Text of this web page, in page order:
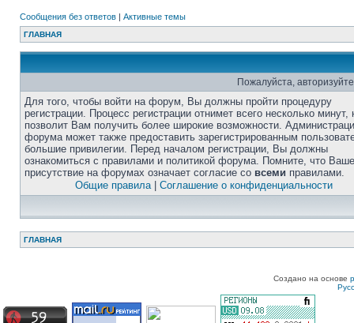
Сообщения без ответов | Активные темы
ГЛАВНАЯ
Пожалуйста,
Для того, чтобы войти на форум, Вы должны пройти процедуру
регистрации. Процесс регистрации отнимет всего несколько минут,
позволит Вам получить более широкие возможности.
форума может также предоставить зарегистрированным
большие привилегии. Перед началом регистрации, Вы должны
ознакомиться с правилами и политикой форума. Помните, что Ваше
присутствие на форумах означает согласие со всеми правилами.
Общие правила| Соглашение о конфиденциальности
ГЛАВНАЯ
Создано на основе